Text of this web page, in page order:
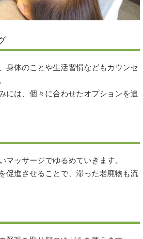
身体のことや生活習慣などもカウンセ
には、個々に合わせたオプションを追
マッサージでゆるめていきます。
促進させることで、滞った老廃物も流